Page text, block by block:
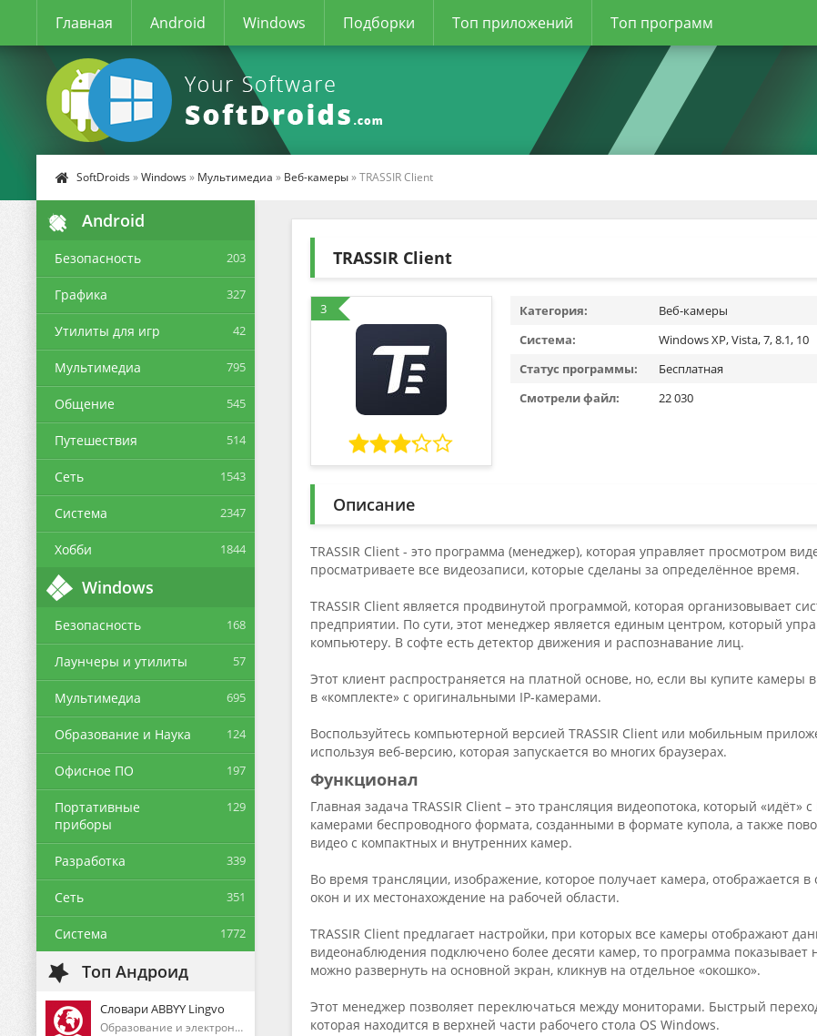
Главная Android Windows Подборки Топ приложений Топ программ
SoftDroids »Windows » Мультимедиа » Веб-камеры» TRASSIR Client
Android
Безопасность 203
Графика 327
Утилиты для игр 42
Мультимедиа 795
Общение 545
Путешествия 514
Сеть 1543
Система 2347
Хобби 1844
Windows
Безопасность 168
Лаунчеры и утилиты 57
Мультимедиа 695
Образование и Наука 124
Офисное ПО 197
Портативные
приборы
129
Разработка 339
Сеть 351
Система 1772
Топ Андроид
Словари ABBYY Lingvo
Образование и электронные книги
TRASSIR Client
3 Категория:
Веб-камеры
Система:
Windows XP, Vista, 7, 8.1, 10
Статус программы:
Бесплатная
Смотрели файл:
22 030
Описание
TRASSIR Client - это программа (менеджер), которая управляет просмотром
просматриваете все видеозаписи, которые сделаны за определённое время.
TRASSIR Client является продвинутой программой, которая организовывает
предприятии. По сути, этот менеджер является единым центром, который
компьютеру. В софте есть детектор движения и распознавание лиц.
Этот клиент распространяется на платной основе, но, если вы купите камеры
в «комплекте» с оригинальными IP-камерами.
Воспользуйтесь компьютерной версией TRASSIR Client или мобильным
используя веб-версию, которая запускается во многих браузерах.
Функционал
Главная задача TRASSIR Client – это трансляция видеопотока, который «идёт»
камерами беспроводного формата, созданными в формате купола, а также
видео с компактных и внутренних камер.
Во время трансляции, изображение, которое получает камера, отображается
окон и их местонахождение на рабочей области.
TRASSIR Client предлагает настройки, при которых все камеры отображают
видеонаблюдения подключено более десяти камер, то программа
можно развернуть на основной экран, кликнув на отдельное «окошко».
Этот менеджер позволяет переключаться между мониторами. Быстрый
которая находится в верхней части рабочего стола OS Windows.